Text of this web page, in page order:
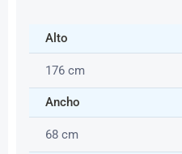
Alto
176 cm
Ancho
68 cm